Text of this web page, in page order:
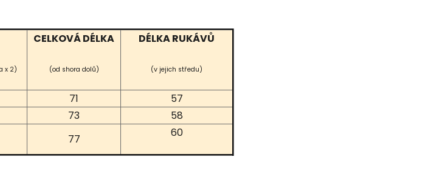
x 2)
CELKOVÁ DÉLKA
(od shora dolů)
DÉLKA RUKÁVŮ
(v jejich středu)
71
57
73
58
77 60